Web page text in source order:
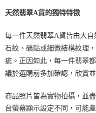
天然翡翠A貨的獨特特徵
每一件天然翡翠A貨皆由大自
石紋、礦點或細微結構紋理
疵。正因如此，每一件翡翠
議於選購前多加確認，欣賞
商品照片皆為實物拍攝，並
台螢幕顯示設定不同，可能